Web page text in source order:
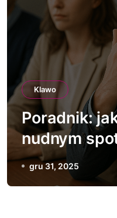
Klawo
Poradnik:
nudnym
gru 31, 2025